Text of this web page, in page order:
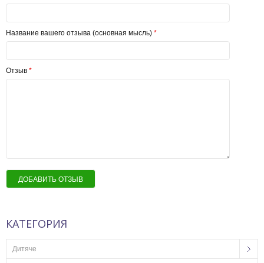
*
Название вашего отзыва (основная мысль)
*
Отзыв
ДОБАВИТЬ ОТЗЫВ
КАТЕГОРИЯ
Дитяче